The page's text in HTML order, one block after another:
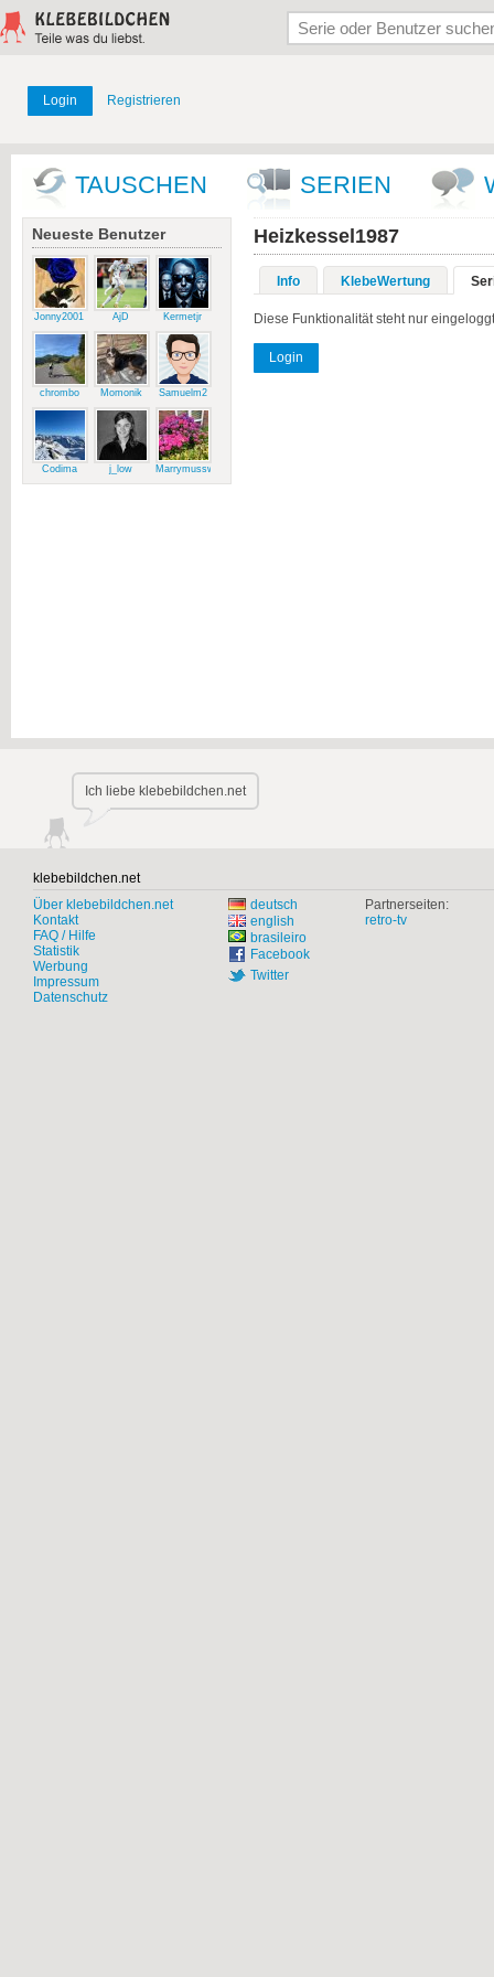
Login Registrieren
TAUSCHEN SERIEN
Neueste Benutzer
Jonny2001 AjD Kermetjr
chrombo Momonik Samuelm2
Codima j_low Marrymussweg
Heizkessel1987
Info KlebeWertung
Diese Funktionalität steht nur
Login
Ich liebe klebebildchen.net
klebebildchen.net
Über klebebildchen.net
Kontakt
FAQ / Hilfe
Statistik
Werbung
Impressum
Datenschutz
deutsch
english
brasileiro
Facebook
Twitter
Partnerseiten:
retro-tv